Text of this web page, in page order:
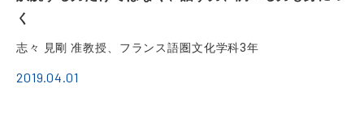
く
志々 見剛 准教授、フランス語圏文化学科3年
2019.04.01